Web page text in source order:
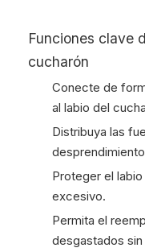
Funciones clave
cucharón
Conecte de
al labio del
Distribuya las
Proteger el
excesivo.
Permita el
desgastados